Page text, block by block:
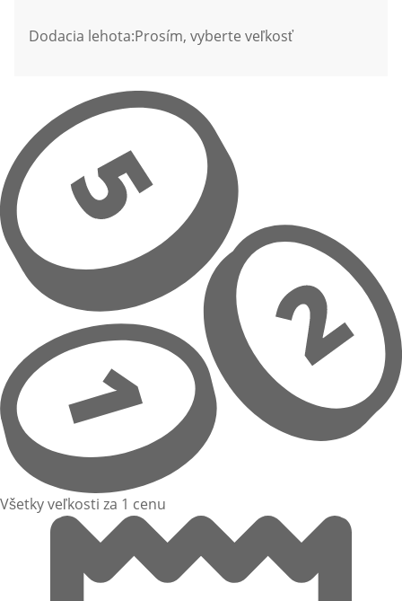
Dodacia lehota:Prosím, vyberte veľkosť
Všetky veľkosti za 1 cenu